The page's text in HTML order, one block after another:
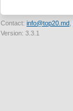
Contact: info@top20.md
Version: 3.3.1